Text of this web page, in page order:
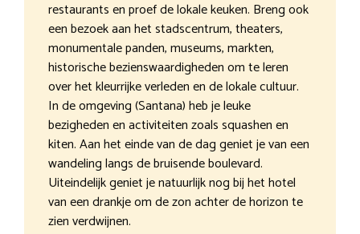
restaurants en proef de lokale keuken. Breng ook
een bezoek aan het stadscentrum, theaters,
monumentale panden, museums, markten,
historische bezienswaardigheden om te leren
over het kleurrijke verleden en de lokale cultuur.
In de omgeving (Santana) heb je leuke
bezigheden en activiteiten zoals squashen en
kiten. Aan het einde van de dag geniet je van een
wandeling langs de bruisende boulevard.
Uiteindelijk geniet je natuurlijk nog bij het hotel
van een drankje om de zon achter de horizon te
zien verdwijnen.